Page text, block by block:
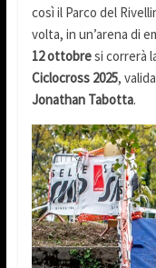
così il Parco del
volta, in un’arena di
12 ottobresi correrà
Ciclocross 2025,
Jonathan Tabotta.